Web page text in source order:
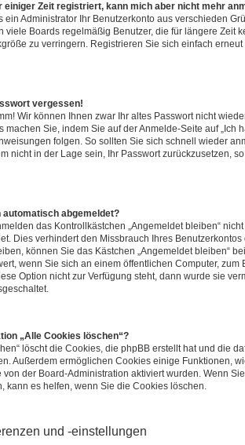
einiger Zeit registriert, kann mich aber nicht mehr
ein Administrator Ihr Benutzerkonto aus verschieden
viele Boards regelmäßig Benutzer, die für längere Zeit
zu verringern. Registrieren Sie sich einfach
vergessen!
Wir können Ihnen zwar Ihr altes Passwort nicht
machen Sie, indem Sie auf der Anmelde-Seite auf „Ich
folgen. So sollten Sie sich schnell wieder
nicht in der Lage sein, Ihr Passwort zurückzusetzen,
automatisch abgemeldet?
das Kontrollkästchen „Angemeldet bleiben“
Dies verhindert den Missbrauch Ihres
können Sie das Kästchen „Angemeldet bleiben“
wenn Sie sich an einem öffentlichen Computer, zum
Option nicht zur Verfügung steht, dann wurde sie
„Alle Cookies löschen“?
löscht die Cookies, die phpBB erstellt hat und die
Außerdem ermöglichen Cookies einige Funktionen,
von der Board-Administration aktiviert wurden. Wenn
kann es helfen, wenn Sie die Cookies löschen.
und -einstellungen